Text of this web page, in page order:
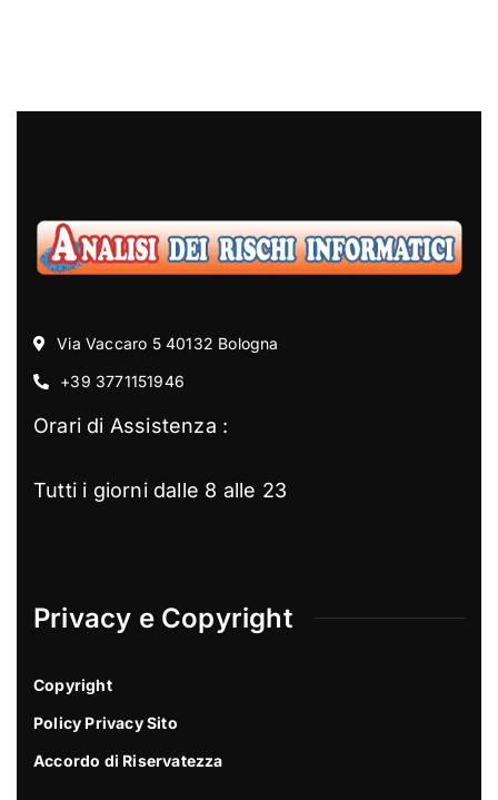
Via Vaccaro 5 40132 Bologna
+39 3771151946
Orari di Assistenza :
Tutti i giorni dalle 8 alle 23
Privacy e Copyright
Copyright
Policy Privacy Sito
Accordo di Riservatezza